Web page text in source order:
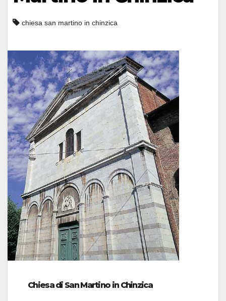
chiesa san martino in chinzica
Chiesa di San Martino in Chinzica